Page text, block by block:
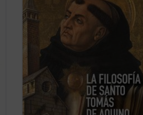
obra que rara vez se mencionan hoy en
día y ofreciendo una interpretación
diferente de su enseñanza sobre la
naturaleza, los ...